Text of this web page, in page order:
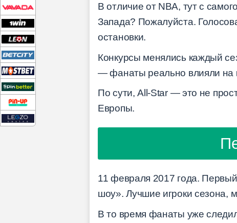
В отличие от NBA, тут с
Запада? Пожалуйста.
остановки.
Конкурсы менялись каждый
— фанаты реально влияли на
По сути, All-Star — это не
Европы.
11 февраля 2017 года.
шоу». Лучшие игроки сезона,
В то время фанаты уже